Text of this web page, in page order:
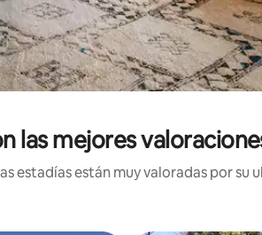
las mejores
estadías están muy valoradas por